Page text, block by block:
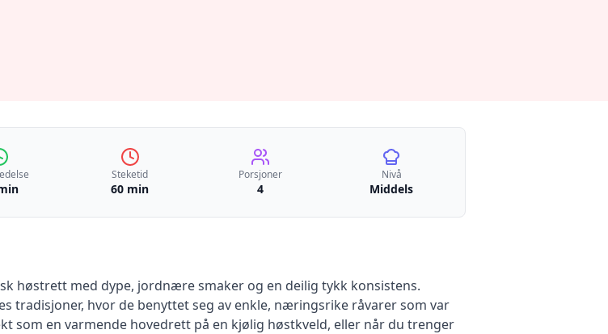
Steketid
60 min
Porsjoner
4
Nivå
Middels
høstrett med dype, jordnære smaker og en deilig tykk konsistens.
tradisjoner, hvor de benyttet seg av enkle, næringsrike råvarer som var
som en varmende hovedrett på en kjølig høstkveld, eller når du trenger